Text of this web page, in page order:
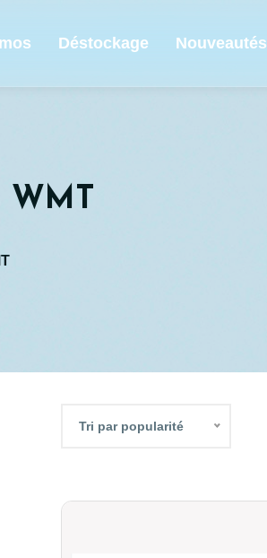
Déstockage Nouveautés
WMT
Tri par popularité